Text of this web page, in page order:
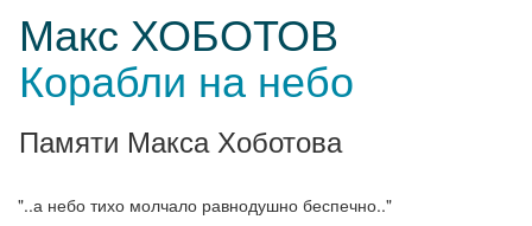
Макс ХОБОТОВ
Корабли на небо
Памяти Макса Хоботова
"..а небо тихо молчало равнодушно беспечно.."